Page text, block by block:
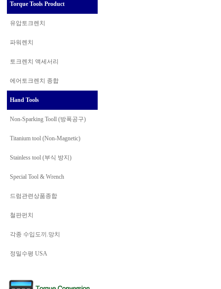
Torque Tools Product
유압토크렌치
파워렌치
토크렌치 액세서리
에어토크렌치 종합
Hand Tools
Non-Sparking Tooll (방폭공구)
Titanium tool (Non-Magnetic)
Stainless tool (부식 방지)
Special Tool & Wrench
드럼관련상품종합
철판펀치
각종 수입도끼.망치
정밀수평 USA